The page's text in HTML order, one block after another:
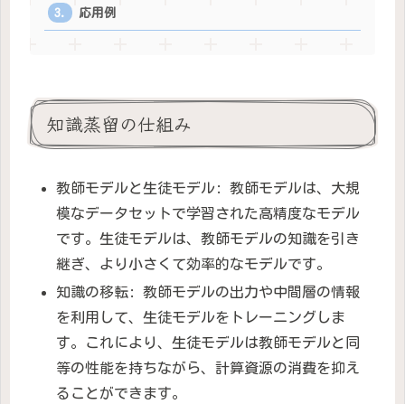
応用例
知識蒸留の仕組み
教師モデルと生徒モデル: 教師モデルは、大規
模なデータセットで学習された高精度なモデル
です。生徒モデルは、教師モデルの知識を引き
継ぎ、より小さくて効率的なモデルです。
知識の移転: 教師モデルの出力や中間層の情報
を利用して、生徒モデルをトレーニングしま
す。これにより、生徒モデルは教師モデルと同
等の性能を持ちながら、計算資源の消費を抑え
ることができます。